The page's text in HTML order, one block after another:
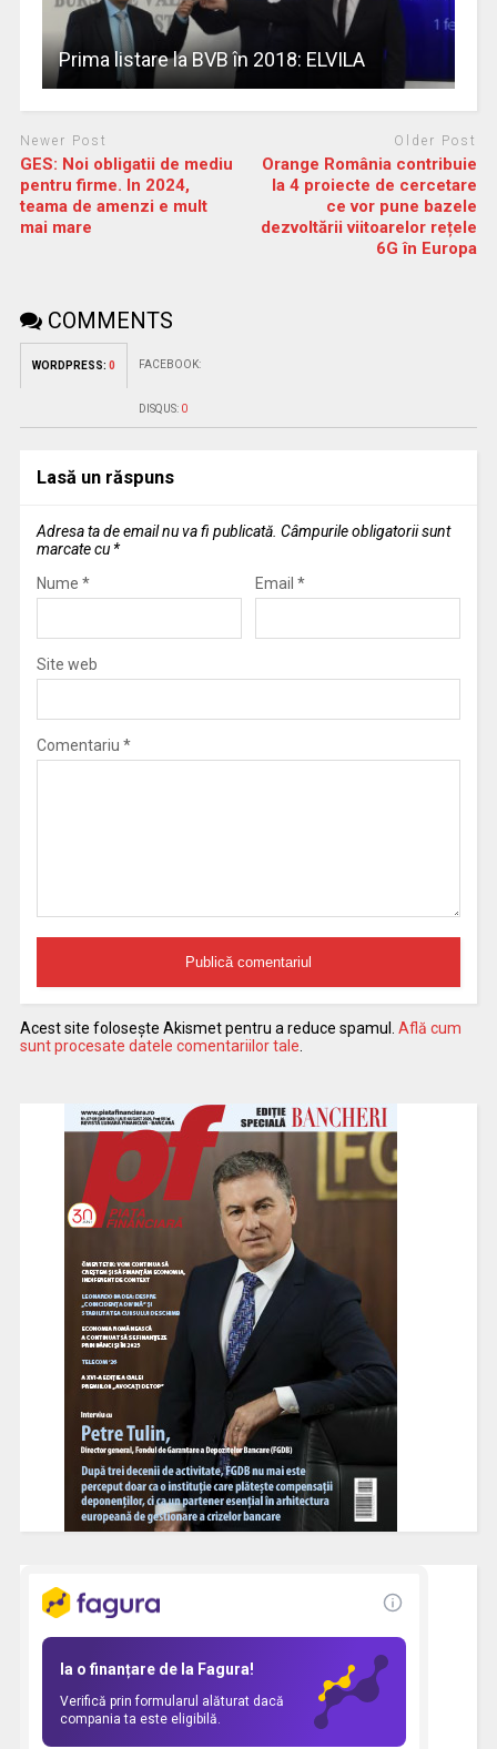
Prima listare la BVB în 2018: ELVILA
Newer Post
GES: Noi obligatii de mediu
pentru firme. In 2024,
teama de amenzi e mult
mai mare
Older Post
Orange România contribuie
la 4 proiecte de cercetare
ce vor pune bazele
dezvoltării viitoarelor rețele
6G în Europa
COMMENTS
WORDPRESS: 0 FACEBOOK:
DISQUS: 0
Lasă un răspuns
Adresa ta de email nu va fi publicată. Câmpurile obligatorii sunt
marcate cu *
Nume * Email *
Site web
Comentariu *
Acest site folosește Akismet pentru a reduce spamul. Află cum
sunt procesate datele comentariilor tale